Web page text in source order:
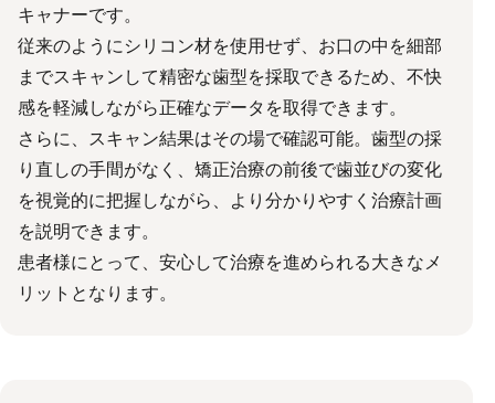
キャナーです。
従来のようにシリコン材を使用せず、お口の中を細部
までスキャンして精密な歯型を採取できるため、不快
感を軽減しながら正確なデータを取得できます。
さらに、スキャン結果はその場で確認可能。歯型の採
り直しの手間がなく、矯正治療の前後で歯並びの変化
を視覚的に把握しながら、より分かりやすく治療計画
を説明できます。
患者様にとって、安心して治療を進められる大きなメ
リットとなります。